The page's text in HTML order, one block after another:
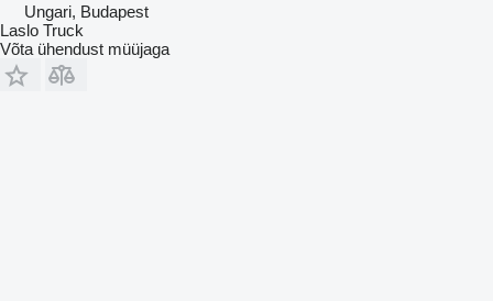
Ungari, Budapest
Laslo Truck
Võta ühendust müüjaga